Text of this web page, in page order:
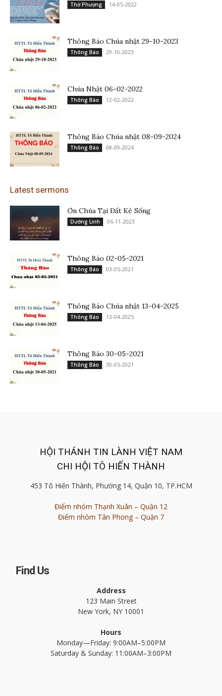
Thờ Phượng 14-05-2022
Thông Báo Chúa nhật 29-10-2023
Thông Báo 29-10-2023
Chúa Nhật 06-02-2022
Thông Báo 12-02-2022
Thông Báo Chúa nhật 08-09-2024
Thông Báo 08-09-2024
Latest sermons
Ơn Chúa Tại Đất Kẻ Sống
Dưỡng Linh 06-11-2023
Thông Báo 02-05-2021
Thông Báo 03-05-2021
Thông Báo Chúa nhật 13-04-2025
Thông Báo 13-04-2025
Thông Báo 30-05-2021
Thông Báo 30-05-2021
HỘI THÁNH TIN LÀNH VIỆT NAM
CHI HỘI TÔ HIẾN THÀNH
453 Tô Hiến Thành, Phường 14, Quận 10, TP.HCM
Điểm nhóm Thạnh Xuân – Quận 12
Điểm nhóm Tân Phong – Quận 7
Find Us
Address
123 Main Street
New York, NY 10001
Hours
Monday—Friday: 9:00AM–5:00PM
Saturday & Sunday: 11:00AM–3:00PM